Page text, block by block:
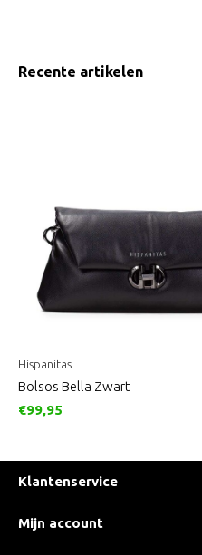
Recente artikelen
Hispanitas
Bolsos Bella Zwart
€99,95
Klantenservice
Mijn account